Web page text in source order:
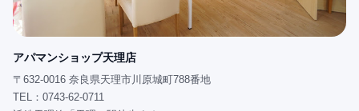
アパマンショップ天理店
〒632-0016 奈良県天理市川原城町788番地
TEL：0743-62-0711